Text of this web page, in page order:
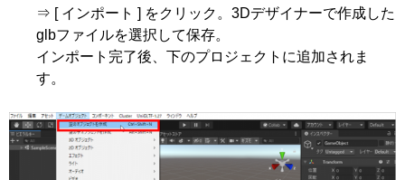
⇒ [ インポート ] をクリック。3Dデザイナーで作成した
glbファイルを選択して保存。
インポート完了後、下のプロジェクトに追加されま
す。